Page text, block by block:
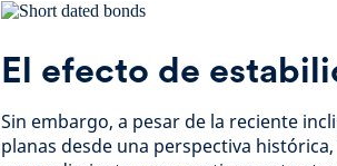
El efecto de
Sin embargo, a pesar de la reciente
planas desde una perspectiva